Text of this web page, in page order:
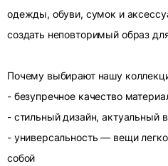
одежды, обуви, сумок и
создать неповторимый образ
Почему выбирают нашу
- безупречное качество
- стильный дизайн, актуальный
- универсальность — вещи
собой